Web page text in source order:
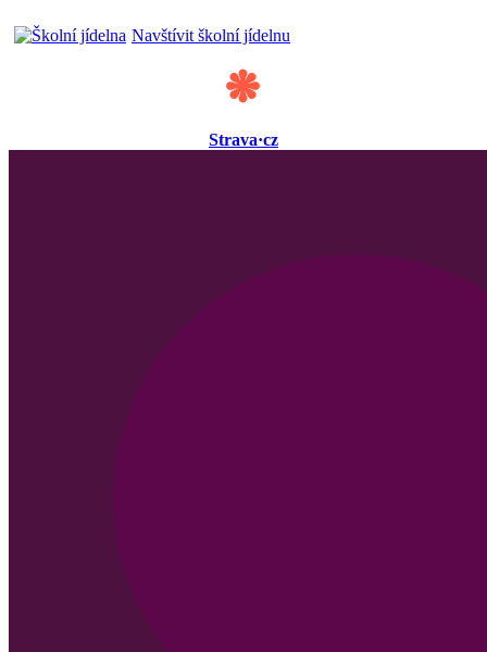
Navštívit školní jídelnu
Strava·cz